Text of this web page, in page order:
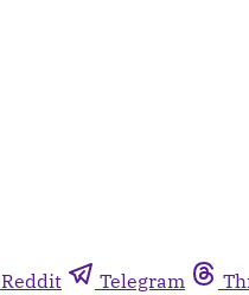
Reddit Telegram